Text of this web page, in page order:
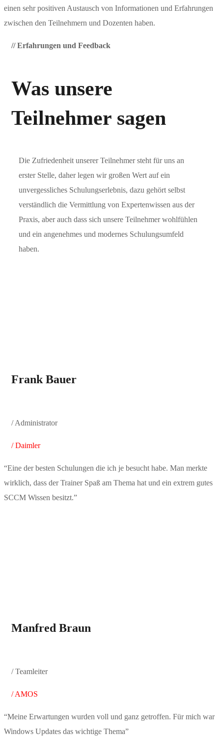
einen sehr positiven Austausch von Informationen und Erfahrungen
zwischen den Teilnehmern und Dozenten haben.
// Erfahrungen und Feedback
Was unsere
Teilnehmer sagen
Die Zufriedenheit unserer Teilnehmer steht für uns an
erster Stelle, daher legen wir großen Wert auf ein
unvergessliches Schulungserlebnis, dazu gehört selbst
verständlich die Vermittlung von Expertenwissen aus der
Praxis, aber auch dass sich unsere Teilnehmer wohlfühlen
und ein angenehmes und modernes Schulungsumfeld
haben.
Frank Bauer
/ Administrator
/ Daimler
“Eine der besten Schulungen die ich je besucht habe. Man merkte
wirklich, dass der Trainer Spaß am Thema hat und ein extrem gutes
SCCM Wissen besitzt.”
Manfred Braun
/ Teamleiter
/ AMOS
“Meine Erwartungen wurden voll und ganz getroffen. Für mich war
Windows Updates das wichtige Thema”